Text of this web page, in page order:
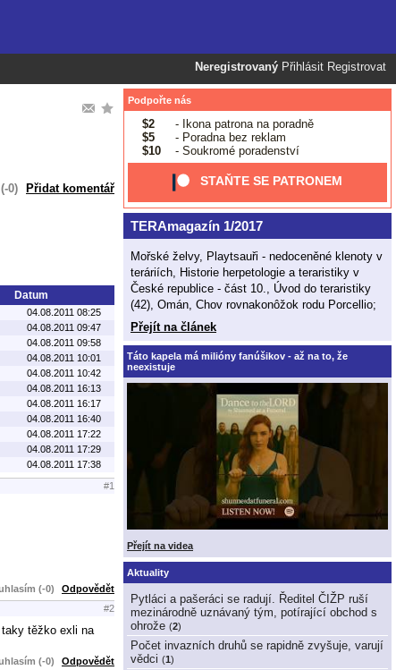
Neregistrovaný Přihlásit Registrovat
0) Přidat komentář
Datum
04.08.2011 08:25
04.08.2011 09:47
04.08.2011 09:58
04.08.2011 10:01
04.08.2011 10:42
04.08.2011 16:13
04.08.2011 16:17
04.08.2011 16:40
04.08.2011 17:22
04.08.2011 17:29
04.08.2011 17:38
#1
(-0) Odpovědět
#2
těžko exli na
(-0) Odpovědět
Podpořte nás
$2
- Ikona patrona na poradně
$5
- Poradna bez reklam
$10
- Soukromé poradenství
STAŇTE SE PATRONEM
TERAmagazín 1/2017
Mořské želvy, Playtsauři - nedoceněné klenoty v
teráriích, Historie herpetologie a teraristiky v
České republice - část 10., Úvod do teraristiky
(42), Omán, Chov rovnakonôžok rodu Porcellio;
Přejít na článek
Táto kapela má milióny fanúšikov - až na to, že
neexistuje
Přejít na videa
Aktuality
Pytláci a pašeráci se radují. Ředitel ČIŽP ruší
mezinárodně uznávaný tým, potírající obchod s
ohrože (2)
Počet invazních druhů se rapidně zvyšuje, varují
vědci (1)